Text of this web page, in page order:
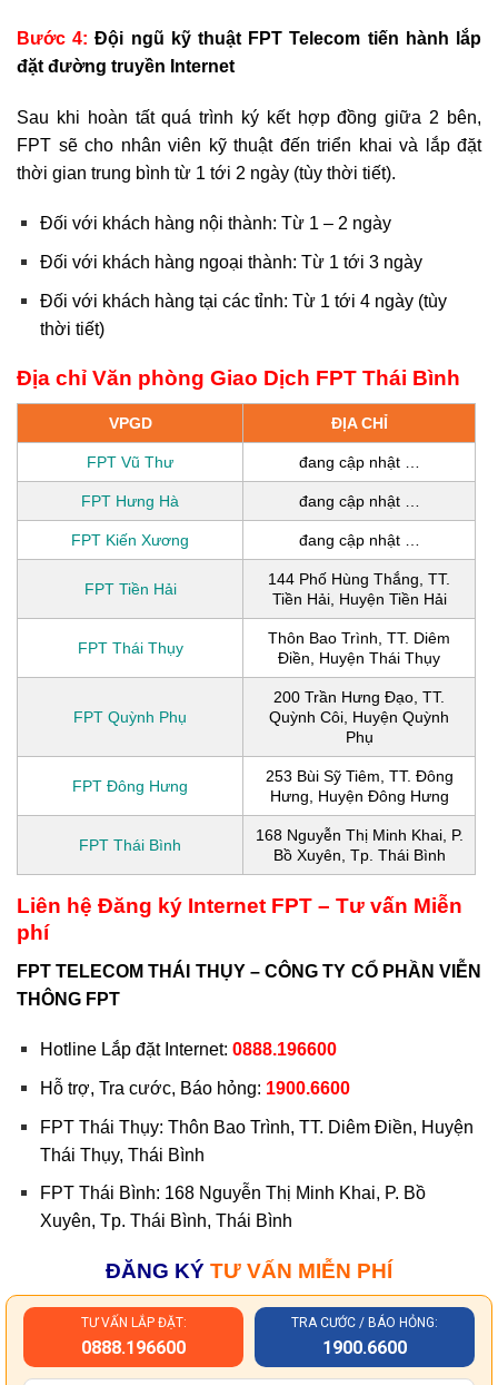
Bước 4: Đội ngũ kỹ thuật FPT Telecom tiến hành lắp
đặt đường truyền Internet
Sau khi hoàn tất quá trình ký kết hợp đồng giữa 2 bên,
FPT sẽ cho nhân viên kỹ thuật đến triển khai và lắp đặt
thời gian trung bình từ 1 tới 2 ngày (tùy thời tiết).
Đối với khách hàng nội thành: Từ 1 – 2 ngày
Đối với khách hàng ngoại thành: Từ 1 tới 3 ngày
Đối với khách hàng tại các tỉnh: Từ 1 tới 4 ngày (tùy
thời tiết)
Địa chỉ Văn phòng Giao Dịch FPT Thái Bình
VPGD ĐỊA CHỈ
FPT Vũ Thư đang cập nhật …
FPT Hưng Hà đang cập nhật …
FPT Kiến Xương đang cập nhật …
FPT Tiền Hải
144 Phố Hùng Thắng, TT.
Tiền Hải, Huyện Tiền Hải
FPT Thái Thụy
Thôn Bao Trình, TT. Diêm
Điền, Huyện Thái Thụy
FPT Quỳnh Phụ
200 Trần Hưng Đạo, TT.
Quỳnh Côi, Huyện Quỳnh
Phụ
FPT Đông Hưng
253 Bùi Sỹ Tiêm, TT. Đông
Hưng, Huyện Đông Hưng
FPT Thái Bình
168 Nguyễn Thị Minh Khai, P.
Bồ Xuyên, Tp. Thái Bình
Liên hệ Đăng ký Internet FPT – Tư vấn Miễn
phí
FPT TELECOM THÁI THỤY – CÔNG TY CỔ PHẦN VIỄN
THÔNG FPT
Hotline Lắp đặt Internet: 0888.196600
Hỗ trợ, Tra cước, Báo hỏng: 1900.6600
FPT Thái Thụy: Thôn Bao Trình, TT. Diêm Điền, Huyện
Thái Thụy, Thái Bình
FPT Thái Bình: 168 Nguyễn Thị Minh Khai, P. Bồ
Xuyên, Tp. Thái Bình, Thái Bình
ĐĂNG KÝ TƯ VẤN MIỄN PHÍ
TƯ VẤN LẮP ĐẶT:
0888.196600
TRA CƯỚC / BÁO HỎNG:
1900.6600